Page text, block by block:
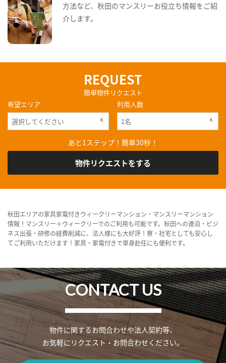
方法など、秋田のマンスリーお役立ち情報をご紹
介します。
REQUEST
簡単物件リクエスト
希望エリア
利用人数
あと1ステップ！簡単30秒！
物件リクエストをする
秋田エリアの家具家電付きウィークリーマンション・マンスリーマンション
情報！マンスリー＋ウィークリーでのご利用も可能です。秋田への連泊・ビジ
ネス出張・研修の経費削減に、法人様にも大好評！寮・社宅としても安心し
てご利用いただけます！家具・家電付きで単身赴任にも便利です。
CONTACT US
物件に関するお問合わせや法人契約等、
お気軽にリクエスト・お問合わせください。